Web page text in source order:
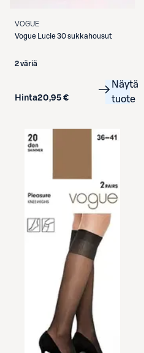
VOGUE
Vogue
Lucie 30 sukkahousut
2 väriä
Hinta20,95 €
Näytä
tuote